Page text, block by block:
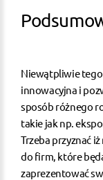
Niewątpliwie
innowacyjna i
sposób różnego
takie jak np.
Trzeba przyznać
do firm, które
zaprezentować